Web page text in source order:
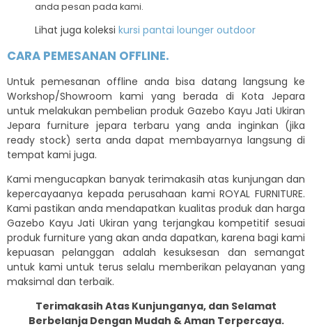
anda pesan pada kami.
Lihat juga koleksi kursi pantai lounger outdoor
CARA PEMESANAN OFFLINE.
Untuk pemesanan offline anda bisa datang langsung ke
Workshop/Showroom kami yang berada di Kota Jepara
untuk melakukan pembelian produk Gazebo Kayu Jati Ukiran
Jepara furniture jepara terbaru yang anda inginkan (jika
ready stock) serta anda dapat membayarnya langsung di
tempat kami juga.
Kami mengucapkan banyak terimakasih atas kunjungan dan
kepercayaanya kepada perusahaan kami ROYAL FURNITURE.
Kami pastikan anda mendapatkan kualitas produk dan harga
Gazebo Kayu Jati Ukiran yang terjangkau kompetitif sesuai
produk furniture yang akan anda dapatkan, karena bagi kami
kepuasan pelanggan adalah kesuksesan dan semangat
untuk kami untuk terus selalu memberikan pelayanan yang
maksimal dan terbaik.
Terimakasih Atas Kunjunganya, dan Selamat
Berbelanja Dengan Mudah & Aman Terpercaya.